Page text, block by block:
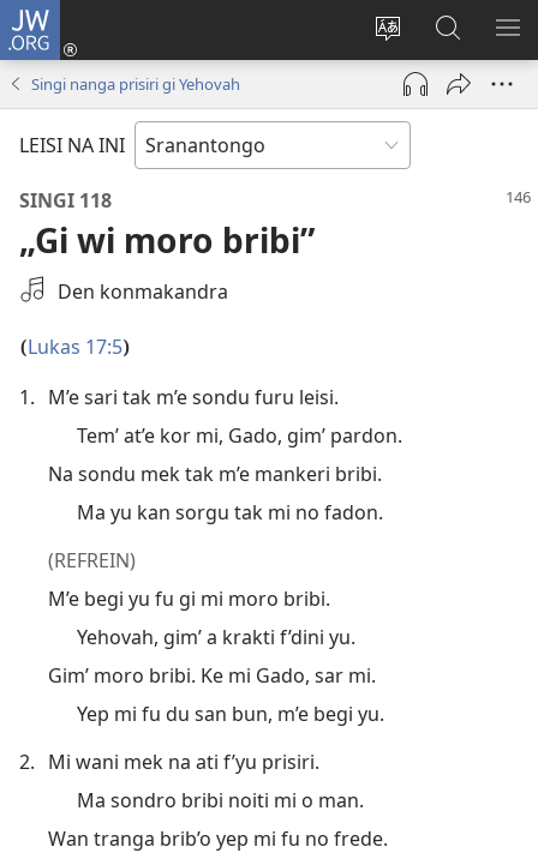
JW.ORG
Kenki
tongo
fu
Log
(opent
nieuw
venster)
Suku
tapu
JW.ORG
Singi nanga prisiri gi Yehovah
LEISI NA INI
SINGI 118
„Gi wi moro bribi”
Audio-
selecteren
Den konmakandra
(Lukas 17:5)
1. M’e sari tak m’e sondu furu leisi.
Tem’ at’e kor mi, Gado, gim’ pardon.
Na sondu mek tak m’e mankeri bribi.
Ma yu kan sorgu tak mi no fadon.
(REFREIN)
M’e begi yu fu gi mi moro bribi.
Yehovah, gim’ a krakti f’dini yu.
Gim’ moro bribi. Ke mi Gado, sar mi.
Yep mi fu du san bun, m’e begi yu.
2. Mi wani mek na ati f’yu prisiri.
Ma sondro bribi noiti mi o man.
Wan tranga brib’o yep mi fu no frede.